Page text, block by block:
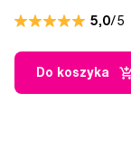
5,0/5
Do koszyka